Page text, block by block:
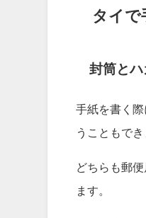
タイで
封筒とハ
手紙を書く
うこともでき
どちらも郵
ます。